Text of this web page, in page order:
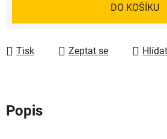
DO KOŠÍKU
Tisk Zeptat se Hlídat
Popis